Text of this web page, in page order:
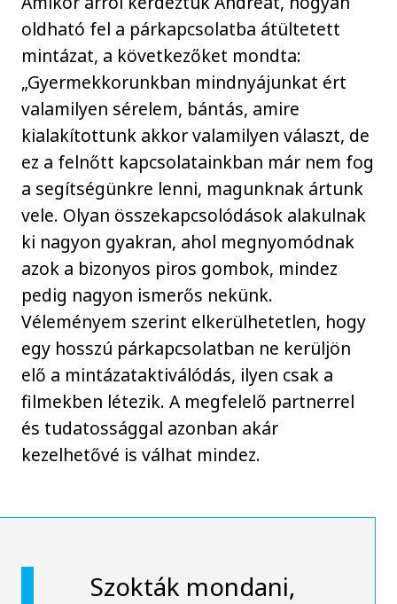
oldható fel a párkapcsolatba átültetett
mintázat, a következőket mondta:
„Gyermekkorunkban mindnyájunkat ért
valamilyen sérelem, bántás, amire
kialakítottunk akkor valamilyen választ, de
ez a felnőtt kapcsolatainkban már nem fog
a segítségünkre lenni, magunknak ártunk
vele. Olyan összekapcsolódások alakulnak
ki nagyon gyakran, ahol megnyomódnak
azok a bizonyos piros gombok, mindez
pedig nagyon ismerős nekünk.
Véleményem szerint elkerülhetetlen, hogy
egy hosszú párkapcsolatban ne kerüljön
elő a mintázataktiválódás, ilyen csak a
filmekben létezik. A megfelelő partnerrel
és tudatossággal azonban akár
kezelhetővé is válhat mindez.
Szokták mondani,